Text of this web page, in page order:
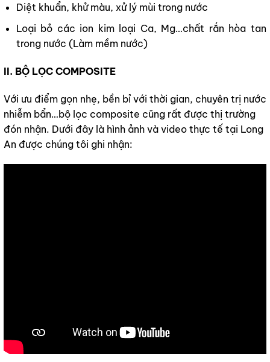
Diệt khuẩn, khử màu, xử lý mùi trong nước
Loại bỏ các ion kim loại Ca, Mg…chất rắn hòa tan
trong nước (Làm mềm nước)
II. BỘ LỌC COMPOSITE
Với ưu điểm gọn nhẹ, bền bỉ với thời gian, chuyên trị nước
nhiễm bẩn…bộ lọc composite cũng rất được thị trường
đón nhận. Dưới đây là hình ảnh và video thực tế tại Long
An được chúng tôi ghi nhận: